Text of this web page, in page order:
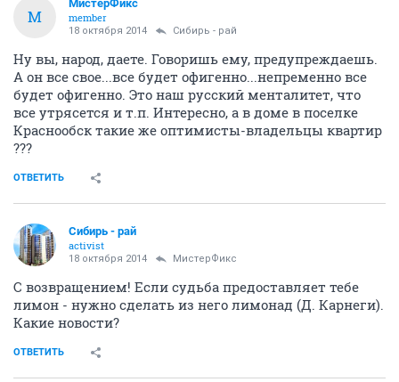
М
МистерФикс
member
18 октября 2014 Сибирь - рай
Ну вы, народ, даете. Говоришь ему, предупреждаешь.
А он все свое...все будет офигенно...непременно все
будет офигенно. Это наш русский менталитет, что
все утрясется и т.п. Интересно, а в доме в поселке
Краснообск такие же оптимисты-владельцы квартир
???
ОТВЕТИТЬ
Сибирь - рай
activist
18 октября 2014 МистерФикс
С возвращением! Если судьба предоставляет тебе
лимон - нужно сделать из него лимонад (Д. Карнеги).
Какие новости?
ОТВЕТИТЬ